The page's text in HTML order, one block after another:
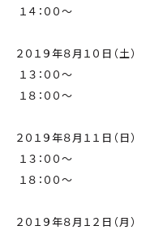
１４：００～
２０１９年８月１０日（土）
１３：００～
１８：００～
２０１９年８月１１日（日）
１３：００～
１８：００～
２０１９年８月１２日（月）